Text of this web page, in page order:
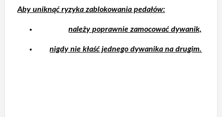
Aby uniknąć ryzyka zablokowania pedałów:
należy poprawnie zamocować dywanik,
nigdy nie kłaść jednego dywanika na drugim.